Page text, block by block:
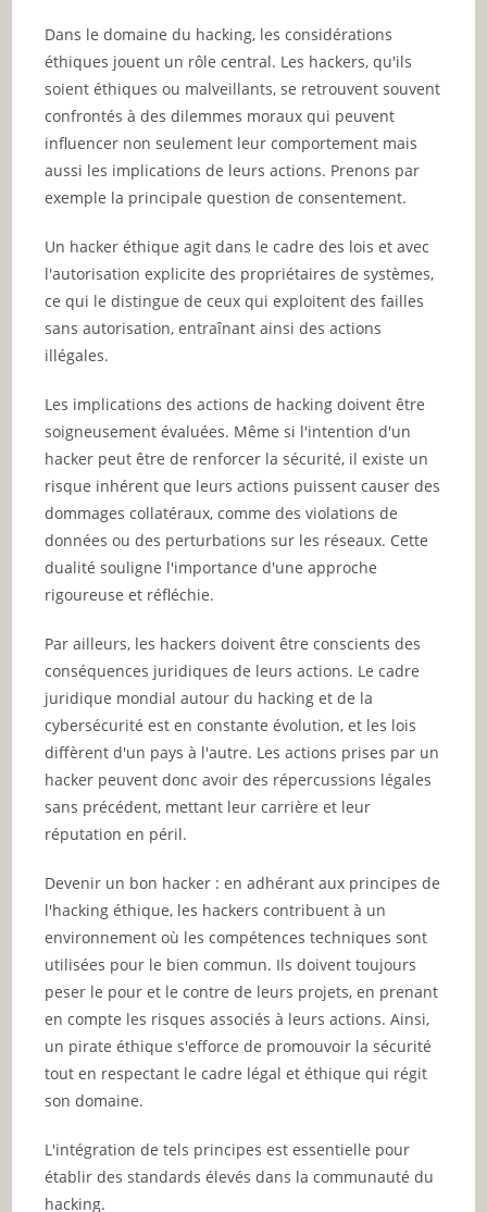
Dans le domaine du hacking, les considérations
éthiques jouent un rôle central. Les hackers, qu'ils
soient éthiques ou malveillants, se retrouvent souvent
confrontés à des dilemmes moraux qui peuvent
influencer non seulement leur comportement mais
aussi les implications de leurs actions. Prenons par
exemple la principale question de consentement.
Un hacker éthique agit dans le cadre des lois et avec
l'autorisation explicite des propriétaires de systèmes,
ce qui le distingue de ceux qui exploitent des failles
sans autorisation, entraînant ainsi des actions
illégales.
Les implications des actions de hacking doivent être
soigneusement évaluées. Même si l'intention d'un
hacker peut être de renforcer la sécurité, il existe un
risque inhérent que leurs actions puissent causer des
dommages collatéraux, comme des violations de
données ou des perturbations sur les réseaux. Cette
dualité souligne l'importance d'une approche
rigoureuse et réfléchie.
Par ailleurs, les hackers doivent être conscients des
conséquences juridiques de leurs actions. Le cadre
juridique mondial autour du hacking et de la
cybersécurité est en constante évolution, et les lois
diffèrent d'un pays à l'autre. Les actions prises par un
hacker peuvent donc avoir des répercussions légales
sans précédent, mettant leur carrière et leur
réputation en péril.
Devenir un bon hacker : en adhérant aux principes de
l'hacking éthique, les hackers contribuent à un
environnement où les compétences techniques sont
utilisées pour le bien commun. Ils doivent toujours
peser le pour et le contre de leurs projets, en prenant
en compte les risques associés à leurs actions. Ainsi,
un pirate éthique s'efforce de promouvoir la sécurité
tout en respectant le cadre légal et éthique qui régit
son domaine.
L'intégration de tels principes est essentielle pour
établir des standards élevés dans la communauté du
hacking.